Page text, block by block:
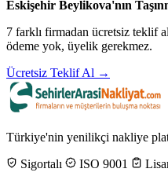
Eskişehir Beylikova'nın
7 farklı firmadan ücretsiz teklif
ödeme yok, üyelik gerekmez.
Ücretsiz Teklif Al →
Türkiye'nin yenilikçi nakliye
Sigortalı
ISO 9001